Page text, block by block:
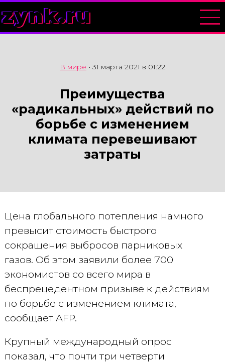
zynk.ru
В мире • 31 марта 2021 в 01:22
Преимущества
«радикальных» действий по
борьбе с изменением
климата перевешивают
затраты
Цена глобального потепления намного
превысит стоимость быстрого
сокращения выбросов парниковых
газов. Об этом заявили более 700
экономистов со всего мира в
беспрецедентном призыве к действиям
по борьбе с изменением климата,
сообщает AFP.
Крупный международный опрос
показал, что почти три четверти